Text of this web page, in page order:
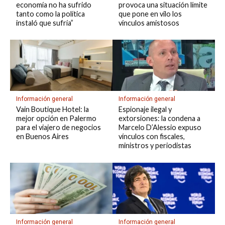
economía no ha sufrido
tanto como la política
instaló que sufría”
provoca una situación límite
que pone en vilo los
vínculos amistosos
Información general
Vain Boutique Hotel: la
mejor opción en Palermo
para el viajero de negocios
en Buenos Aires
Información general
Espionaje ilegal y
extorsiones: la condena a
Marcelo D’Alessio expuso
vínculos con fiscales,
ministros y periodistas
Información general Información general